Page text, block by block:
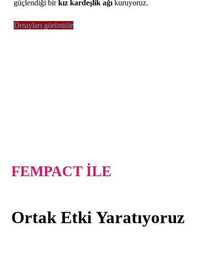
güçlendiği birkız kardeşlik ağı kuruyoruz.
Detayları görüntüle
FEMPACT İLE
Ortak Etki Yaratıyoruz